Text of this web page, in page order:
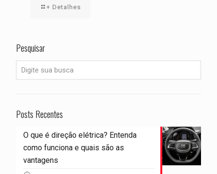
+ Detalhes
Pesquisar
Posts Recentes
O que é direção elétrica? Entenda
como funciona e quais são as
vantagens